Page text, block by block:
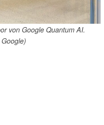
von Google Quantum AI.